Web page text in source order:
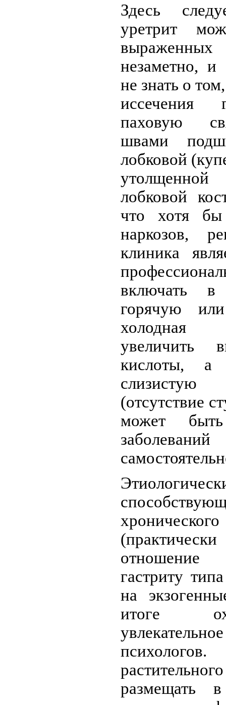
Здесь
уретрит
незаметно,
не знать о
иссечения
паховую
швами
лобковой
лобковой
что хотя бы
наркозов,
клиника
включать в
горячую
холодная
увеличить
кислоты, а
(отсутствие
может
отношение
гастриту
на
итоге
размещать